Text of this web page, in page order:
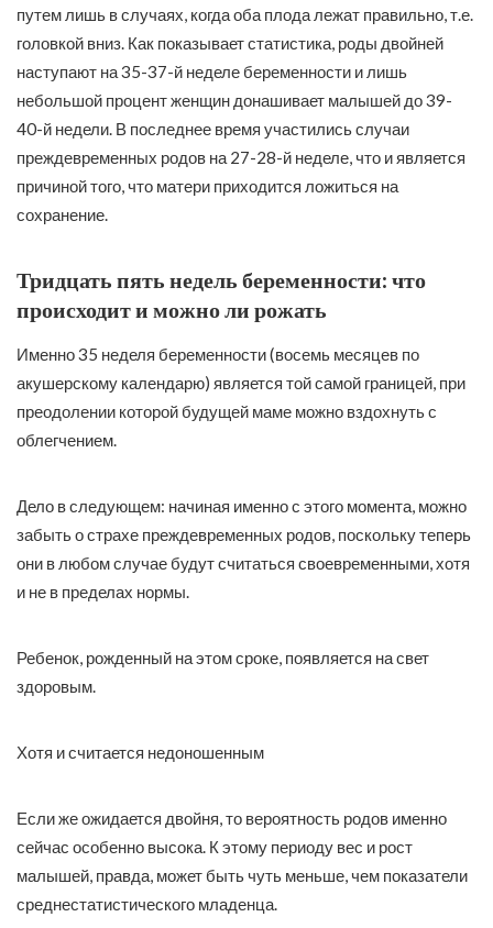
путем лишь в случаях, когда оба плода лежат правильно, т.е.
головкой вниз. Как показывает статистика, роды двойней
наступают на 35-37-й неделе беременности и лишь
небольшой процент женщин донашивает малышей до 39-
40-й недели. В последнее время участились случаи
преждевременных родов на 27-28-й неделе, что и является
причиной того, что матери приходится ложиться на
сохранение.
Тридцать пять недель беременности: что
происходит и можно ли рожать
Именно 35 неделя беременности (восемь месяцев по
акушерскому календарю) является той самой границей, при
преодолении которой будущей маме можно вздохнуть с
облегчением.
Дело в следующем: начиная именно с этого момента, можно
забыть о страхе преждевременных родов, поскольку теперь
они в любом случае будут считаться своевременными, хотя
и не в пределах нормы.
Ребенок, рожденный на этом сроке, появляется на свет
здоровым.
Хотя и считается недоношенным
Если же ожидается двойня, то вероятность родов именно
сейчас особенно высока. К этому периоду вес и рост
малышей, правда, может быть чуть меньше, чем показатели
среднестатистического младенца.